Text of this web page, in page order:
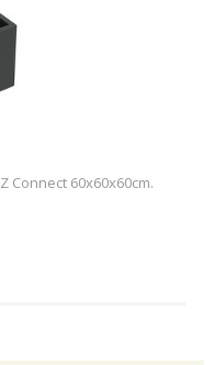
Connect 60x60x60cm.